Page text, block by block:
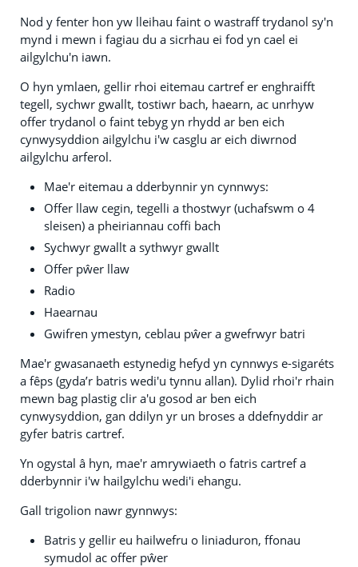
Nod y fenter hon yw lleihau faint o wastraff trydanol sy'n
mynd i mewn i fagiau du a sicrhau ei fod yn cael ei
ailgylchu'n iawn.
O hyn ymlaen, gellir rhoi eitemau cartref er enghraifft
tegell, sychwr gwallt, tostiwr bach, haearn, ac unrhyw
offer trydanol o faint tebyg yn rhydd ar ben eich
cynwysyddion ailgylchu i'w casglu ar eich diwrnod
ailgylchu arferol.
Mae'r eitemau a dderbynnir yn cynnwys:
Offer llaw cegin, tegelli a thostwyr (uchafswm o 4
sleisen) a pheiriannau coffi bach
Sychwyr gwallt a sythwyr gwallt
Offer pŵer llaw
Radio
Haearnau
Gwifren ymestyn, ceblau pŵer a gwefrwyr batri
Mae'r gwasanaeth estynedig hefyd yn cynnwys e-sigaréts
a fêps (gyda’r batris wedi'u tynnu allan). Dylid rhoi'r rhain
mewn bag plastig clir a'u gosod ar ben eich
cynwysyddion, gan ddilyn yr un broses a ddefnyddir ar
gyfer batris cartref.
Yn ogystal â hyn, mae'r amrywiaeth o fatris cartref a
dderbynnir i'w hailgylchu wedi'i ehangu.
Gall trigolion nawr gynnwys:
Batris y gellir eu hailwefru o liniaduron, ffonau
symudol ac offer pŵer